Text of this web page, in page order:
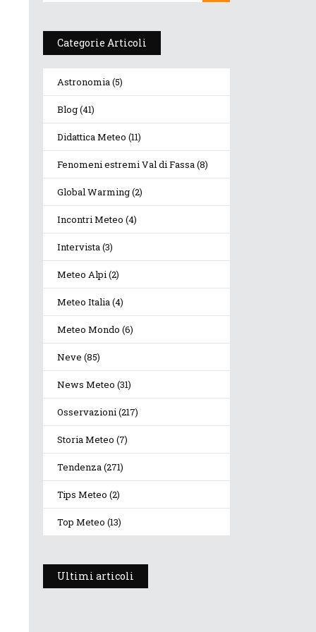
Categorie Articoli
Astronomia(5)
Blog(41)
Didattica Meteo (11)
Fenomeni estremi Val di Fassa(8)
Global Warming(2)
Incontri Meteo (4)
Intervista(3)
Meteo Alpi(2)
Meteo Italia(4)
Meteo Mondo (6)
Neve (85)
News Meteo (31)
Osservazioni(217)
Storia Meteo (7)
Tendenza(271)
Tips Meteo (2)
Top Meteo (13)
Ultimi articoli